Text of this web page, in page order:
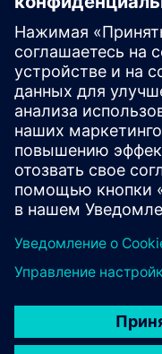
Ресурсы по
качеством
Системы
выявлять
проблем с
рамках процесса
циклом.
Прочитайте больше